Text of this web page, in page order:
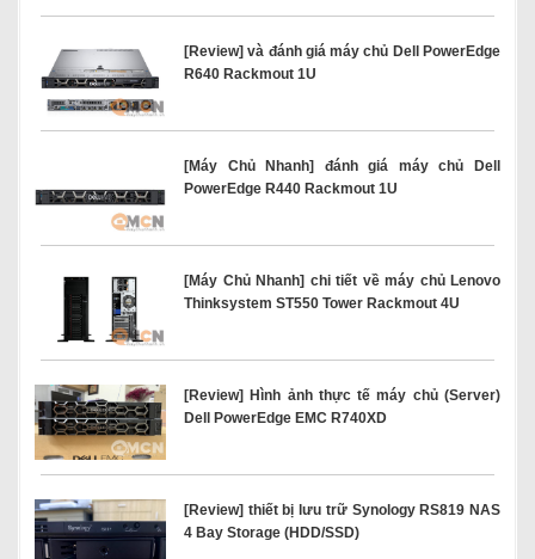
[Review] và đánh giá máy chủ Dell PowerEdge
R640 Rackmout 1U
[Máy Chủ Nhanh] đánh giá máy chủ Dell
PowerEdge R440 Rackmout 1U
[Máy Chủ Nhanh] chi tiết về máy chủ Lenovo
Thinksystem ST550 Tower Rackmout 4U
[Review] Hình ảnh thực tế máy chủ (Server)
Dell PowerEdge EMC R740XD
[Review] thiết bị lưu trữ Synology RS819 NAS
4 Bay Storage (HDD/SSD)